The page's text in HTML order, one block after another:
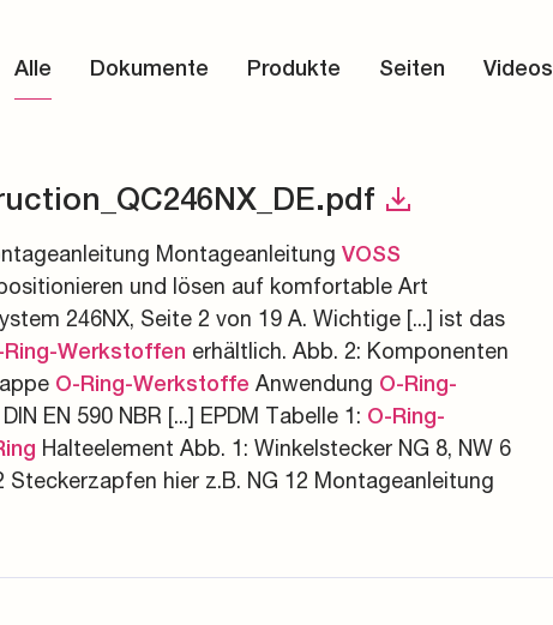
Verbinder
Bewerben
Alle Dokumente Produkte Seiten Videos
Montageanleitung VOSS
und lösen auf komfortable Art
246NX, Seite 2 von 19 A. Wichtige [...] ist das
Ring-Werkstoffen erhältlich. Abb. 2: Komponenten
O-Ring-Werkstoffe Anwendung O-Ring-
EN 590 NBR [...] EPDM Tabelle 1: O-Ring-
Halteelement Abb. 1: Winkelstecker NG 8, NW 6
hier z.B. NG 12 Montageanleitung